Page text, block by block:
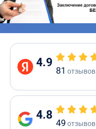
4.9
81 отзывов
4.8
49 отзывов